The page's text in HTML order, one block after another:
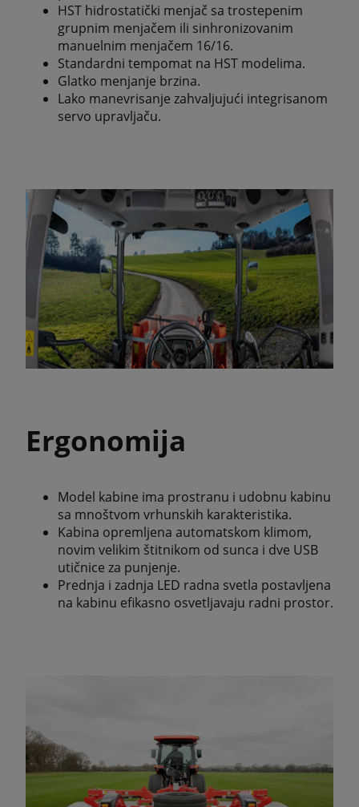
HST hidrostatički menjač sa trostepenim
grupnim menjačem ili sinhronizovanim
manuelnim menjačem 16/16.
Standardni tempomat na HST modelima.
Glatko menjanje brzina.
Lako manevrisanje zahvaljujući integrisanom
servo upravljaču.
Ergonomija
Model kabine ima prostranu i udobnu kabinu
sa mnoštvom vrhunskih karakteristika.
Kabina opremljena automatskom klimom,
novim velikim štitnikom od sunca i dve USB
utičnice za punjenje.
Prednja i zadnja LED radna svetla postavljena
na kabinu efikasno osvetljavaju radni prostor.